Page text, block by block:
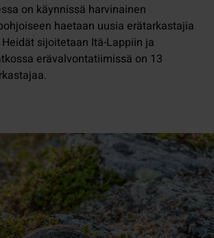
on käynnissä harvinainen
haetaan uusia erätarkastajia
sijoitetaan Itä-Lappiin ja
erävalvontatiimissä on 13